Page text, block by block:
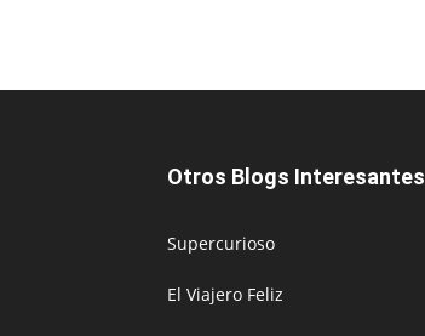
Otros Blogs Interesantes
Supercurioso
El Viajero Feliz